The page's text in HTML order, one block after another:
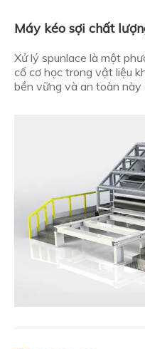
Máy kéo sợi chất
Xử lý spunlace là một
cố cơ học trong vật liệu
bền vững và an toàn này
sợi chất lượng cao là gì?